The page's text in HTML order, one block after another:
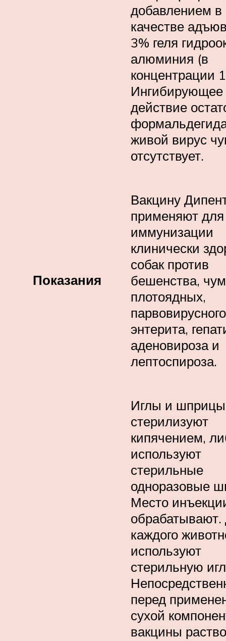
добавлением в
качестве
3% геля
алюминия (в
концентрации
Ингибирующее
действие
живой вирус
отсутствует.
Показания
Вакцину
применяют для
иммунизации
клинически
собак против
бешенства,
плотоядных,
парвовирусного
энтерита,
аденовироза и
лептоспироза.
Иглы и шприцы
стерилизуют
кипячением,
используют
стерильные
одноразовые
Место
каждого
используют
стерильную
перед
сухой
вакцины